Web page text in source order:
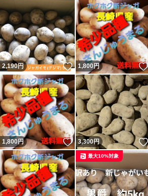
2,190円 いいね！
1,800 円
1,800 円 いいね！
3,300円
最大10%対象